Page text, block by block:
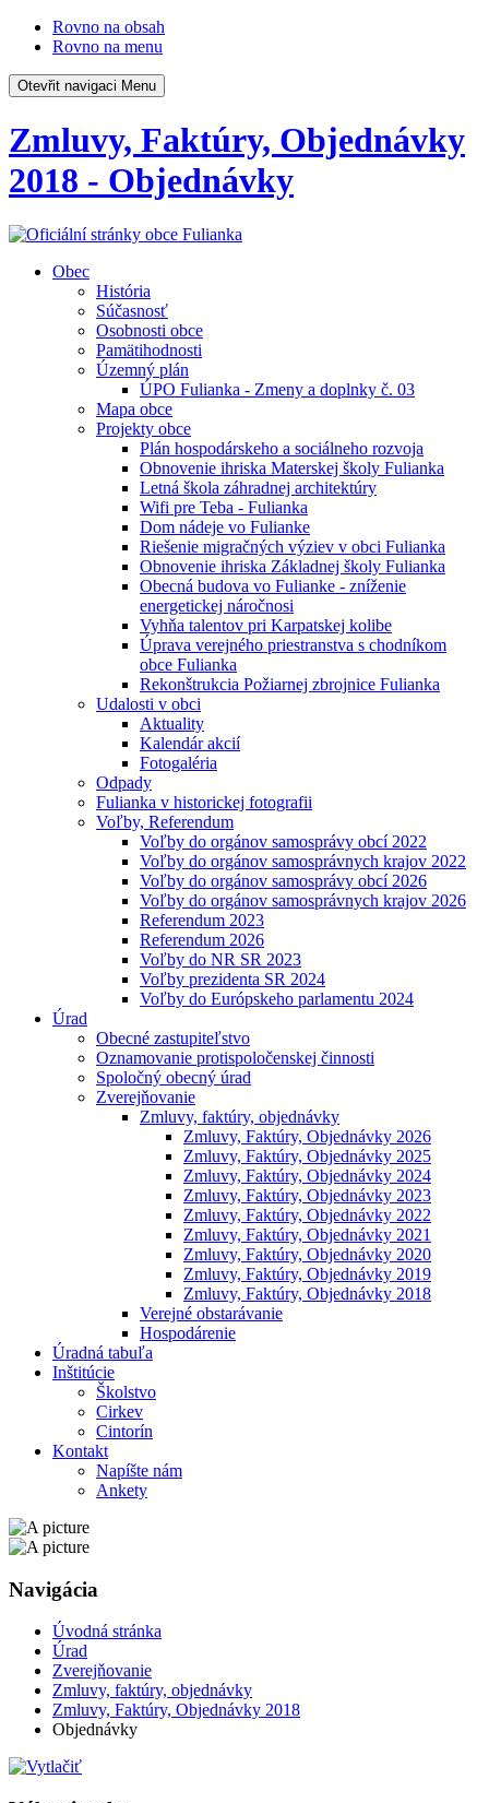
Rovno na obsah
Rovno na menu
Otevřit navigaci Menu
Zmluvy, Faktúry, Objednávky
2018 - Objednávky
Obec
História
Súčasnosť
Osobnosti obce
Pamätihodnosti
Územný plán
ÚPO Fulianka - Zmeny a doplnky č. 03
Mapa obce
Projekty obce
Plán hospodárskeho a sociálneho rozvoja
Obnovenie ihriska Materskej školy Fulianka
Letná škola záhradnej architektúry
Wifi pre Teba - Fulianka
Dom nádeje vo Fulianke
Riešenie migračných výziev v obci Fulianka
Obnovenie ihriska Základnej školy Fulianka
Obecná budova vo Fulianke - zníženie
energetickej náročnosi
Vyhňa talentov pri Karpatskej kolibe
Úprava verejného priestranstva s chodníkom
obce Fulianka
Rekonštrukcia Požiarnej zbrojnice Fulianka
Udalosti v obci
Aktuality
Kalendár akcií
Fotogaléria
Odpady
Fulianka v historickej fotografii
Voľby, Referendum
Voľby do orgánov samosprávy obcí 2022
Voľby do orgánov samosprávnych krajov 2022
Voľby do orgánov samosprávy obcí 2026
Voľby do orgánov samosprávnych krajov 2026
Referendum 2023
Referendum 2026
Voľby do NR SR 2023
Voľby prezidenta SR 2024
Voľby do Európskeho parlamentu 2024
Úrad
Obecné zastupiteľstvo
Oznamovanie protispoločenskej činnosti
Spoločný obecný úrad
Zverejňovanie
Zmluvy, faktúry, objednávky
Zmluvy, Faktúry, Objednávky 2026
Zmluvy, Faktúry, Objednávky 2025
Zmluvy, Faktúry, Objednávky 2024
Zmluvy, Faktúry, Objednávky 2023
Zmluvy, Faktúry, Objednávky 2022
Zmluvy, Faktúry, Objednávky 2021
Zmluvy, Faktúry, Objednávky 2020
Zmluvy, Faktúry, Objednávky 2019
Zmluvy, Faktúry, Objednávky 2018
Verejné obstarávanie
Hospodárenie
Úradná tabuľa
Inštitúcie
Školstvo
Cirkev
Cintorín
Kontakt
Napíšte nám
Ankety
Navigácia
Úvodná stránka
Úrad
Zverejňovanie
Zmluvy, faktúry, objednávky
Zmluvy, Faktúry, Objednávky 2018
Objednávky